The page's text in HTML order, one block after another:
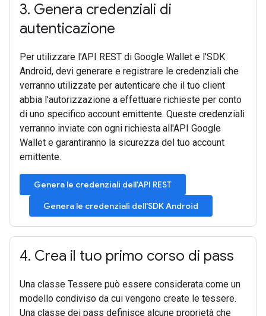
3. Genera credenziali di
autenticazione
Per utilizzare l'API REST di Google Wallet e l'SDK
Android, devi generare e registrare le credenziali che
verranno utilizzate per autenticare che il tuo client
abbia l'autorizzazione a effettuare richieste per conto
di uno specifico account emittente. Queste credenziali
verranno inviate con ogni richiesta all'API Google
Wallet e garantiranno la sicurezza del tuo account
emittente.
Genera le credenziali dell'API REST
Genera le credenziali dell'SDK Android
4. Crea il tuo primo corso di pass
Una classe Tessere può essere considerata come un
modello condiviso da cui vengono create le tessere.
Una classe dei pass definisce alcune proprietà che